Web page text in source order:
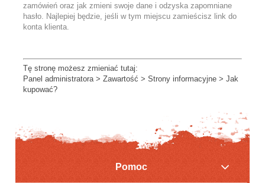
zamówień oraz jak zmieni swoje dane i odzyska zapomniane
hasło. Najlepiej będzie, jeśli w tym miejscu zamieścisz link do
konta klienta.
Tę stronę możesz zmieniać tutaj:
Panel administratora > Zawartość > Strony informacyjne > Jak
kupować?
Pomoc